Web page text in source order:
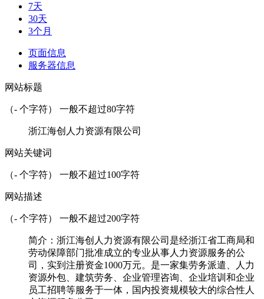
7天
30天
3个月
页面信息
服务器信息
网站标题
（- 个字符） 一般不超过80字符
浙江海创人力资源有限公司
网站关键词
（- 个字符） 一般不超过100字符
网站描述
（- 个字符） 一般不超过200字符
简介：浙江海创人力资源有限公司是经浙江省工商局和
劳动保障部门批准成立的专业从事人力资源服务的公
司，实到注册资金1000万元。是一家集劳务派遣、人力
资源外包、建筑劳务、企业管理咨询、企业培训和企业
员工招聘等服务于一体，国内投资规模较大的综合性人